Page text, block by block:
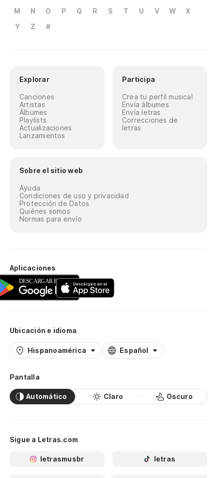
M
N O P Q R S T U V W
X
Y
Z #
Explorar
Canciones
Artistas
Álbumes
Playlists
Actualizaciones
Lanzamientos
Participa
Crea tu perfil musical
Envía álbumes
Envía letras
Correcciones de
letras
Sobre el sitio web
Ayuda
Condiciones de uso y privacidad
Protección de Datos
Quiénes somos
Normas para envío
Aplicaciones
Ubicación e idioma
Hispanoamérica Español
Pantalla
Automático Claro Oscuro
Sigue a Letras.com
letrasmusbr letras